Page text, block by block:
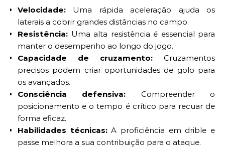
Velocidade: Uma rápida aceleração ajuda os
laterais a cobrir grandes distâncias no campo.
Resistência: Uma alta resistência é essencial para
manter o desempenho ao longo do jogo.
Capacidade de cruzamento: Cruzamentos
precisos podem criar oportunidades de golo para
os avançados.
Consciência defensiva: Compreender o
posicionamento e o tempo é crítico para recuar de
forma eficaz.
Habilidades técnicas:A proficiência em drible e
passe melhora a sua contribuição para o ataque.